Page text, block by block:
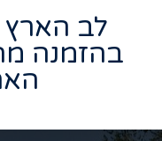
לב הארץ
בהזמנה